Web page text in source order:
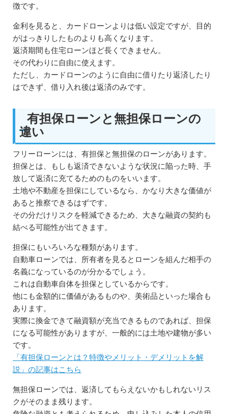
徴です。
金利を見ると、カードローンよりは低い設定ですが、目的
がはっきりしたものよりも高くなります。
返済期間も住宅ローンほど長くできません。
その代わりに自由に使えます。
ただし、カードローンのように自由に借りたり返済したり
はできず、借り入れ後は返済のみです。
有担保ローンと無担保ローンの
違い
フリーローンには、有担保と無担保のローンがあります。
担保とは、もしも返済できないような状況に陥った時、手
放して返済に充てるためのものをいいます。
土地や不動産を担保にしているなら、かなり大きな価値が
あると推察できるはずです。
その分だけリスクを軽減できるため、大きな融資の契約も
結べる可能性が出てきます。
担保にもいろいろな種類があります。
自動車ローンでは、所有者を見るとローンを組んだ相手の
名義になっているのが分かるでしょう。
これは自動車自体を担保としているからです。
他にも金額的に価値があるものや、美術品といった場合も
あります。
実際に換金できて融資額が充当できるものであれば、担保
になる可能性がありますが、一般的には土地や建物が多い
です。
「有担保ローンとは？特徴やメリット・デメリットを解
説」の記事はこちら
無担保ローンでは、返済してもらえないかもしれないリス
クがそのまま残ります。